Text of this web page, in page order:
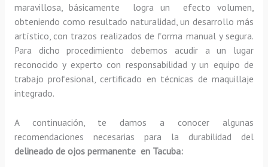
maravillosa, básicamente
logra un efecto volumen,
obteniendo como resultado naturalidad, un desarrollo más
artístico, con trazos realizados de forma manual y segura.
Para dicho procedimiento debemos acudir a un lugar
reconocido y experto con responsabilidad y un equipo de
trabajo profesional, certificado en técnicas de maquillaje
integrado.
A continuación, te damos a conocer algunas
recomendaciones necesarias para la durabilidad del
delineado de ojos permanente en Tacuba: